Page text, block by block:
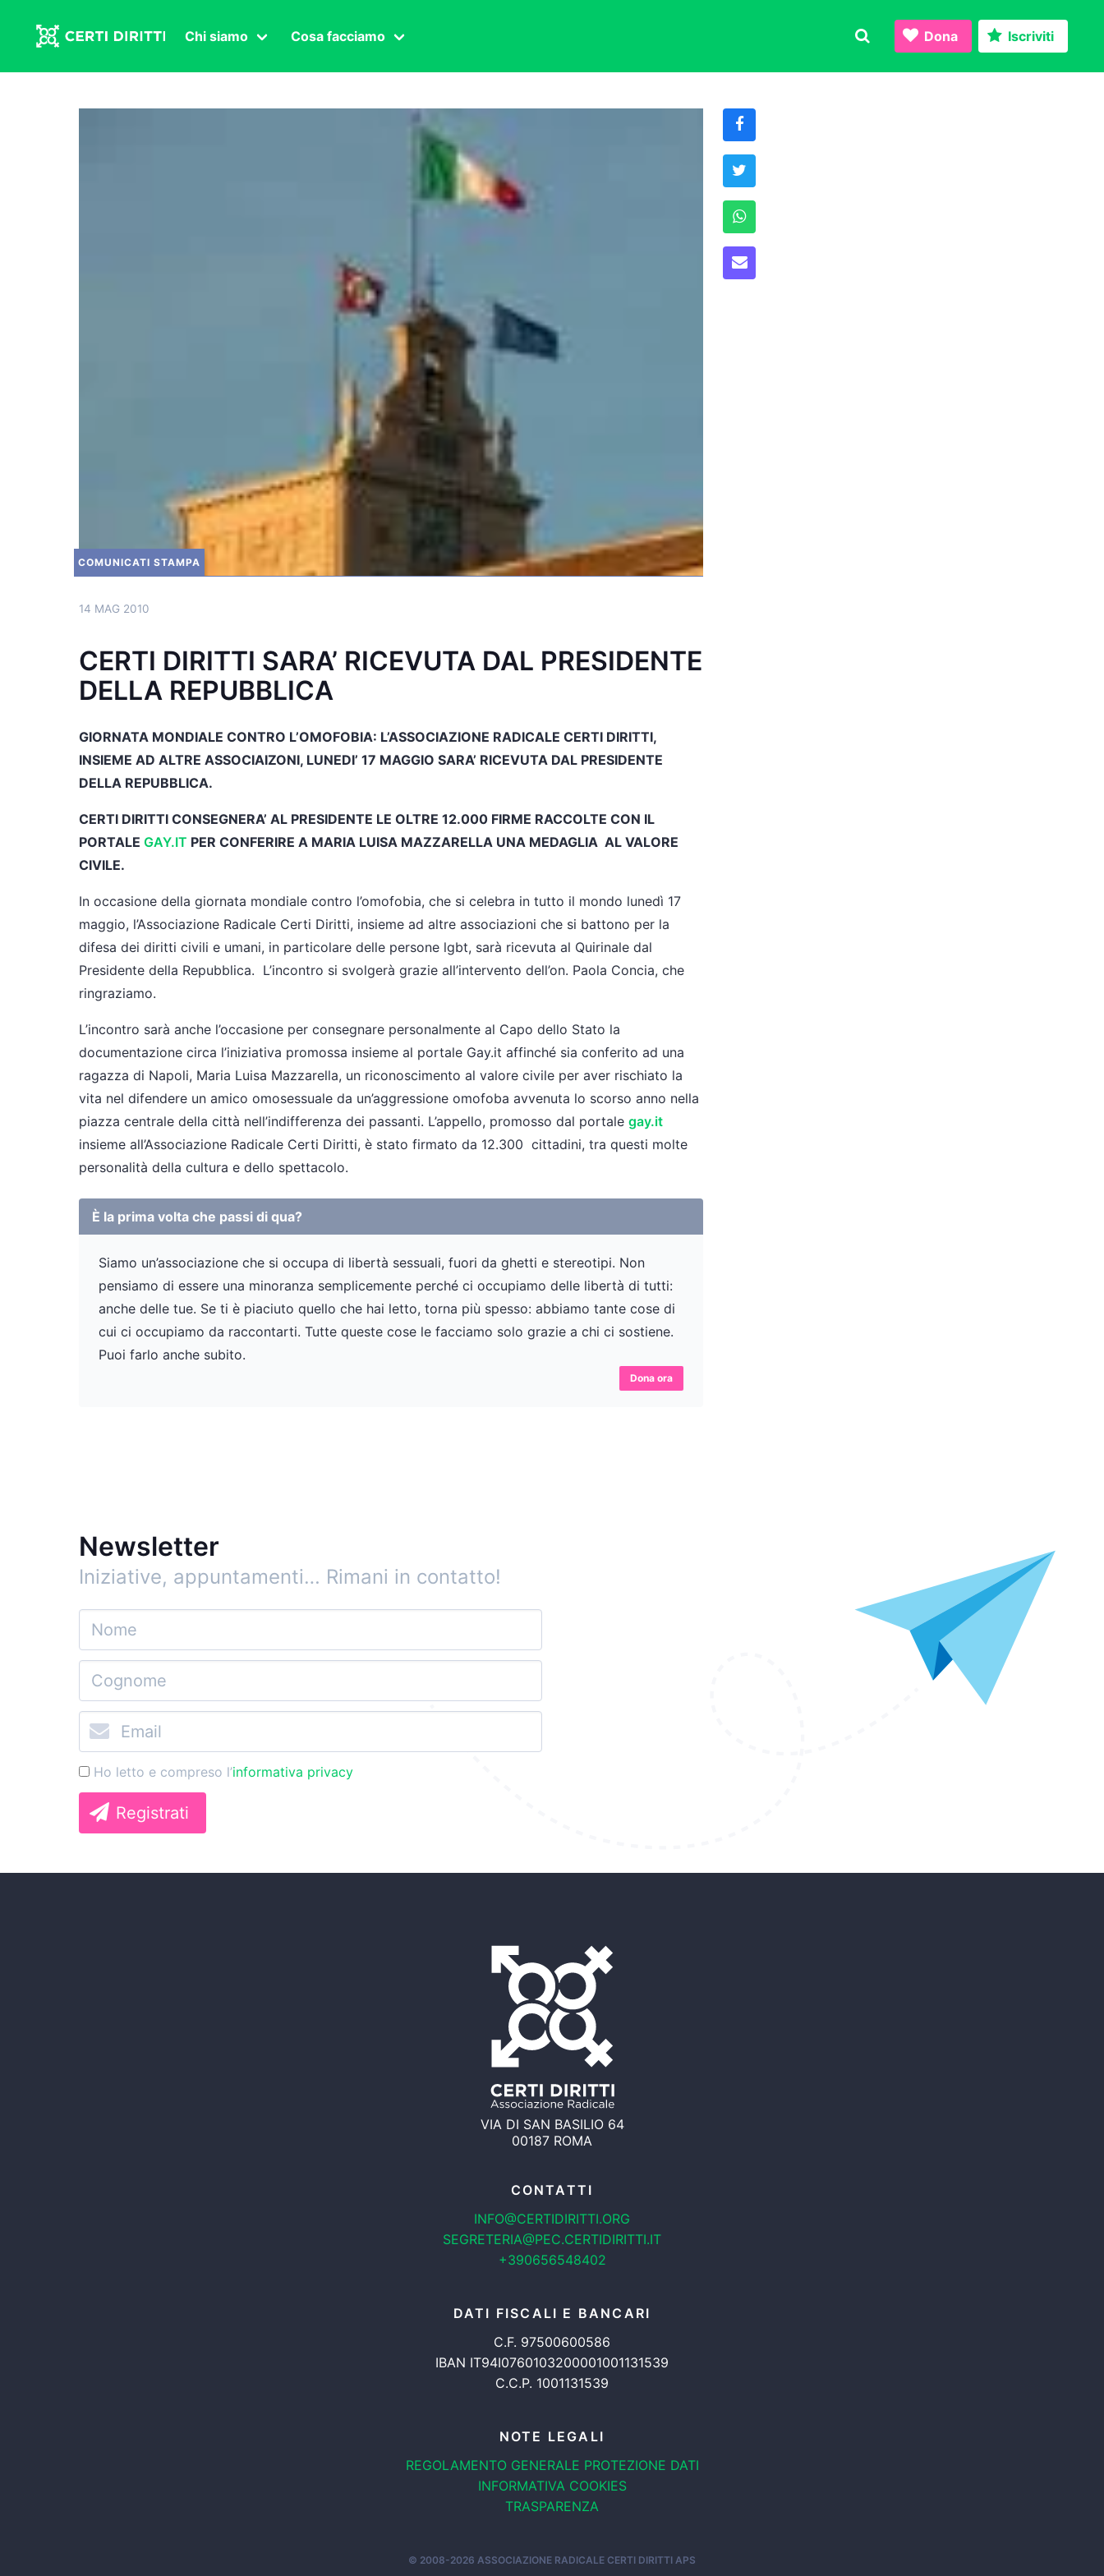
Chi siamo Cosa facciamo
Politica
Fuor di Pagina
Dona Iscriviti
COMUNICATI STAMPA
14 MAG 2010
CERTI DIRITTI SARA’ RICEVUTA DAL PRESIDENTE
DELLA REPUBBLICA
GIORNATA MONDIALE CONTRO L’OMOFOBIA: L’ASSOCIAZIONE RADICALE CERTI DIRITTI,
INSIEME AD ALTRE ASSOCIAIZONI, LUNEDI’ 17 MAGGIO SARA’ RICEVUTA DAL PRESIDENTE
DELLA REPUBBLICA.
CERTI DIRITTI CONSEGNERA’ AL PRESIDENTE LE OLTRE 12.000 FIRME RACCOLTE CON IL
PORTALE GAY.IT PER CONFERIRE A MARIA LUISA MAZZARELLA UNA MEDAGLIA AL VALORE
CIVILE.
In occasione della giornata mondiale contro l’omofobia, che si celebra in tutto il mondo lunedì 17
maggio, l’Associazione Radicale Certi Diritti, insieme ad altre associazioni che si battono per la
difesa dei diritti civili e umani, in particolare delle persone lgbt, sarà ricevuta al Quirinale dal
Presidente della Repubblica. L’incontro si svolgerà grazie all’intervento dell’on. Paola Concia, che
ringraziamo.
L’incontro sarà anche l’occasione per consegnare personalmente al Capo dello Stato la
documentazione circa l’iniziativa promossa insieme al portale Gay.it affinché sia conferito ad una
ragazza di Napoli, Maria Luisa Mazzarella, un riconoscimento al valore civile per aver rischiato la
vita nel difendere un amico omosessuale da un’aggressione omofoba avvenuta lo scorso anno nella
piazza centrale della città nell’indifferenza dei passanti. L’appello, promosso dal portale gay.it
insieme all’Associazione Radicale Certi Diritti, è stato firmato da 12.300 cittadini, tra questi molte
personalità della cultura e dello spettacolo.
È la prima volta che passi di qua?
Siamo un’associazione che si occupa di libertà sessuali, fuori da ghetti e stereotipi. Non
pensiamo di essere una minoranza semplicemente perché ci occupiamo delle libertà di tutti:
anche delle tue. Se ti è piaciuto quello che hai letto, torna più spesso: abbiamo tante cose di
cui ci occupiamo da raccontarti. Tutte queste cose le facciamo solo grazie a chi ci sostiene.
Puoi farlo anche subito.
Dona ora
Newsletter
Iniziative, appuntamenti… Rimani in contatto!
Ho letto e compreso l’informativa privacy
Registrati
VIA DI SAN BASILIO 64
00187 ROMA
CONTATTI
INFO@CERTIDIRITTI.ORG
SEGRETERIA@PEC.CERTIDIRITTI.IT
+390656548402
DATI FISCALI E BANCARI
C.F. 97500600586
IBAN IT94I0760103200001001131539
C.C.P. 1001131539
NOTE LEGALI
REGOLAMENTO GENERALE PROTEZIONE DATI
INFORMATIVA COOKIES
TRASPARENZA
© 2008-2026 ASSOCIAZIONE RADICALE CERTI DIRITTI APS